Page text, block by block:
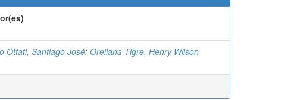
Ottati, Santiago José; Orellana Tigre, Henry Wilson